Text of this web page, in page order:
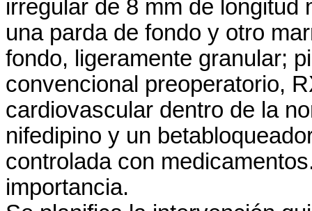
irregular de 8 mm de longitud
una parda de fondo y otro
fondo, ligeramente granular;
convencional preoperatorio,
cardiovascular dentro de la
nifedipino y un
controlada con
importancia.